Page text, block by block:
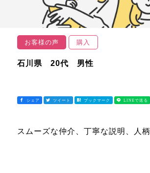
お客様の声 購入
石川県 20代 男性
スムーズな仲介、丁寧な説明、人柄